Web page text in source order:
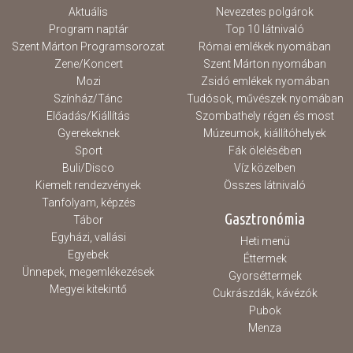
Aktuális
Program naptár
Szent Márton Programsorozat
Zene/Koncert
Mozi
Színház/Tánc
Előadás/Kiállítás
Gyerekeknek
Sport
Buli/Disco
Kiemelt rendezvények
Tanfolyam, képzés
Tábor
Egyházi, vallási
Egyebek
Ünnepek, megemlékezések
Megyei kitekintő
Nevezetes polgárok
Top 10 látnivaló
Római emlékek nyomában
Szent Márton nyomában
Zsidó emlékek nyomában
Tudósok, művészek nyomában
Szombathely régen és most
Múzeumok, kiállítóhelyek
Fák ölelésében
Víz közelben
Összes látnivaló
Gasztronómia
Heti menü
Éttermek
Gyorséttermek
Cukrászdák, kávézók
Pubok
Menza